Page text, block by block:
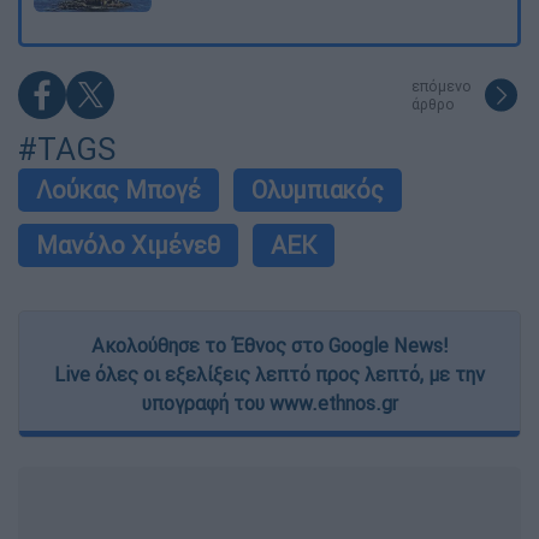
επόμενο
άρθρο
#TAGS
Λούκας Μπογέ
Ολυμπιακός
Μανόλο Χιμένεθ
ΑΕΚ
Ακολούθησε το Έθνος στο Google News!
Live όλες οι εξελίξεις λεπτό προς λεπτό, με την
υπογραφή του www.ethnos.gr